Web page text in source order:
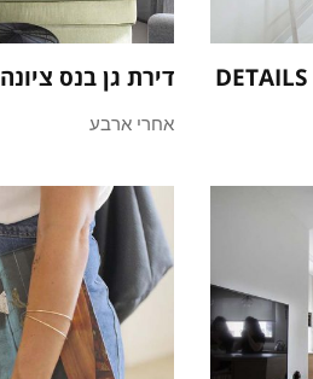
דירת גן בנס ציונה
אחרי ארבע